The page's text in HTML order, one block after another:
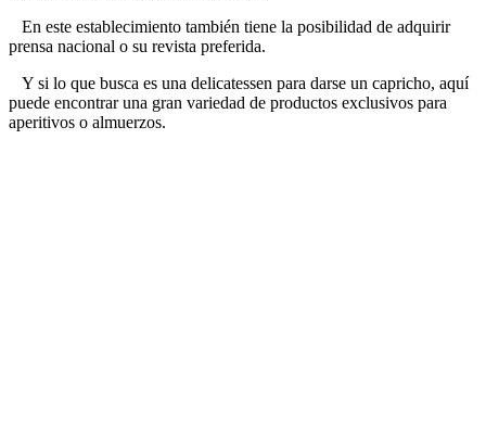
En este establecimiento también tiene la posibilidad de adquirir
prensa nacional o su revista preferida.
Y si lo que busca es una delicatessen para darse un capricho, aquí
puede encontrar una gran variedad de productos exclusivos para
aperitivos o almuerzos.